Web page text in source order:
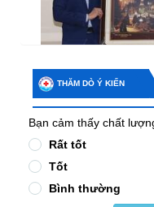
THĂM DÒ Ý KIẾN
Bạn cảm thấy chất
Rất tốt
Tốt
Bình thường